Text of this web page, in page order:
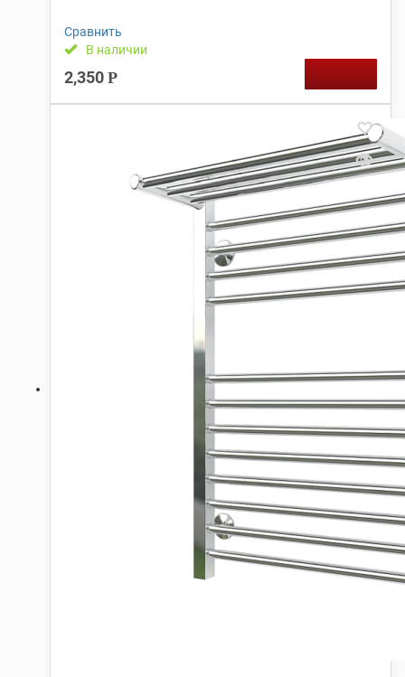
Сравнить
В наличии
2,350 Р